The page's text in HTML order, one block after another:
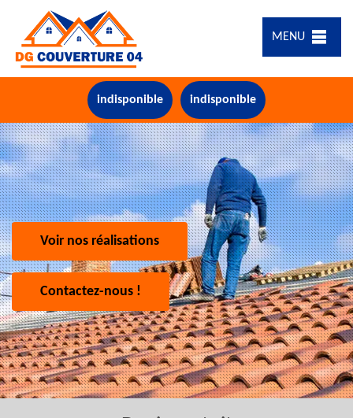
MENU
indisponible indisponible
Voir nos réalisations
Contactez-nous !